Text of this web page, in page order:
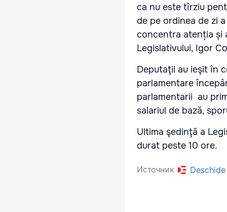
ca nu este tîrziu
de pe ordinea de zi
concentra atenția și
Legislativului, Igor
Deputaţii au ieşit în
parlamentare
parlamentarii au
salariul de bază,
Ultima şedinţă a
durat peste 10 ore.
Источник Deschide